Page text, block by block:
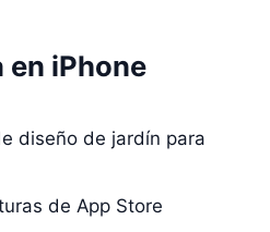
en iPhone
diseño de jardín para
de App Store